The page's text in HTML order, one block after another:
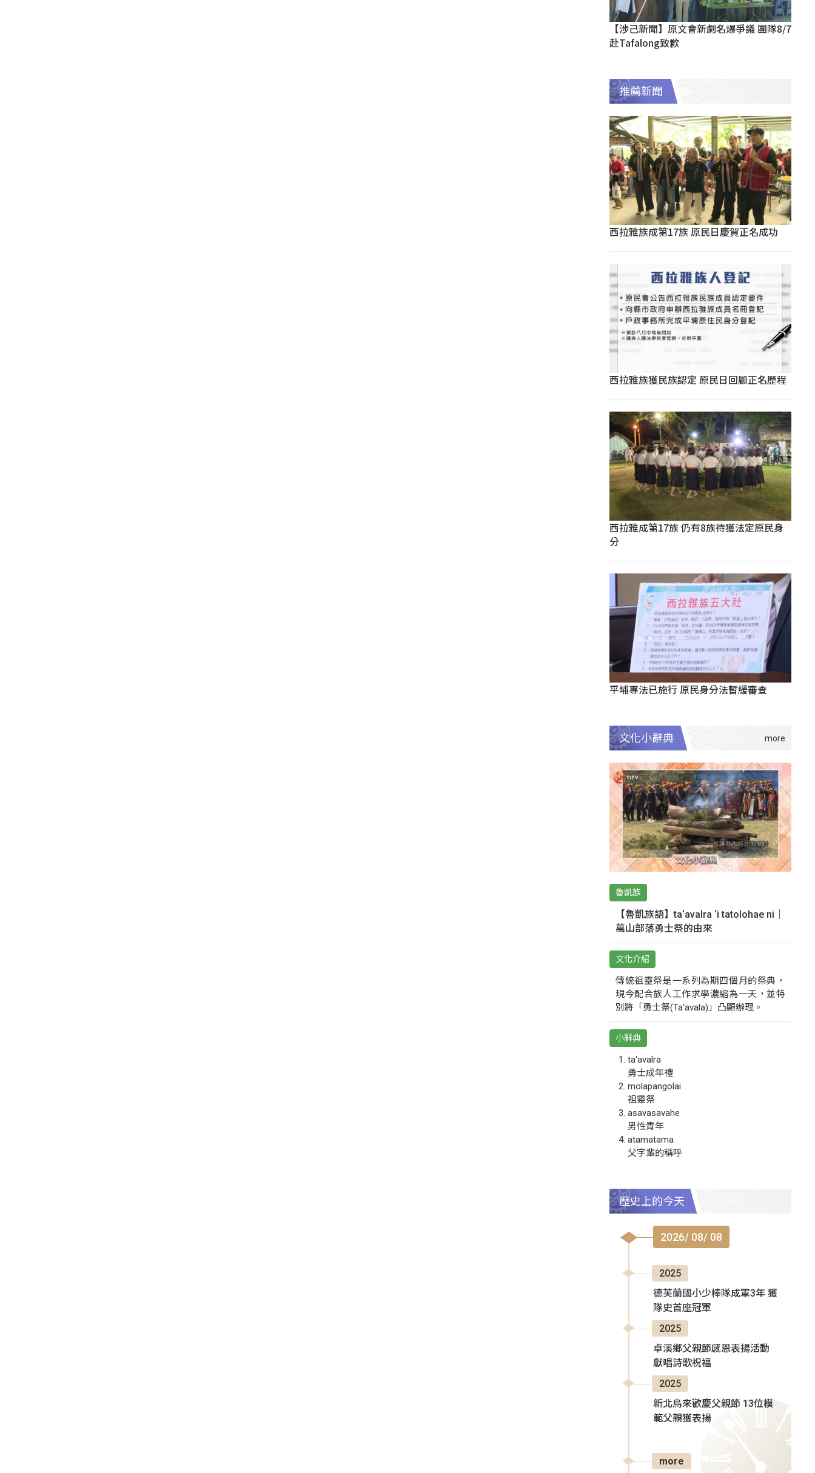
【涉己新聞】原文會新劇名爆爭議 團隊8/7
赴Tafalong致歉
推薦新聞
西拉雅族成第17族 原民日慶賀正名成功
西拉雅族獲民族認定 原民日回顧正名歷程
西拉雅成第17族 仍有8族待獲法定原民身
分
平埔專法已施行 原民身分法暫緩審查
文化小辭典
魯凱族
【魯凱族語】ta‘avalra ‘i tatolohae ni｜
萬山部落勇士祭的由來
文化介紹
傳統祖靈祭是一系列為期四個月的祭典，
現今配合族人工作求學濃縮為一天，並特
別將「勇士祭(Ta‘avala)」凸顯辦理。
小辭典
ta‘avalra
勇士成年禮
molapangolai
祖靈祭
asavasavahe
男性青年
atamatama
父字輩的稱呼
歷史上的今天
2026/ 08/ 08
2025
德芙蘭國小少棒隊成軍3年 獲
隊史首座冠軍
2025
卓溪鄉父親節感恩表揚活動
獻唱詩歌祝福
2025
新北烏來歡慶父親節 13位模
範父親獲表揚
more